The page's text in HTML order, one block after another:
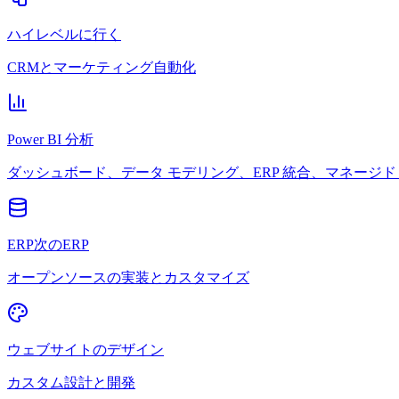
ハイレベルに行く
CRMとマーケティング自動化
Power BI 分析
ダッシュボード、データ モデリング、ERP 統合、マネージ
ERP次のERP
オープンソースの実装とカスタマイズ
ウェブサイトのデザイン
カスタム設計と開発